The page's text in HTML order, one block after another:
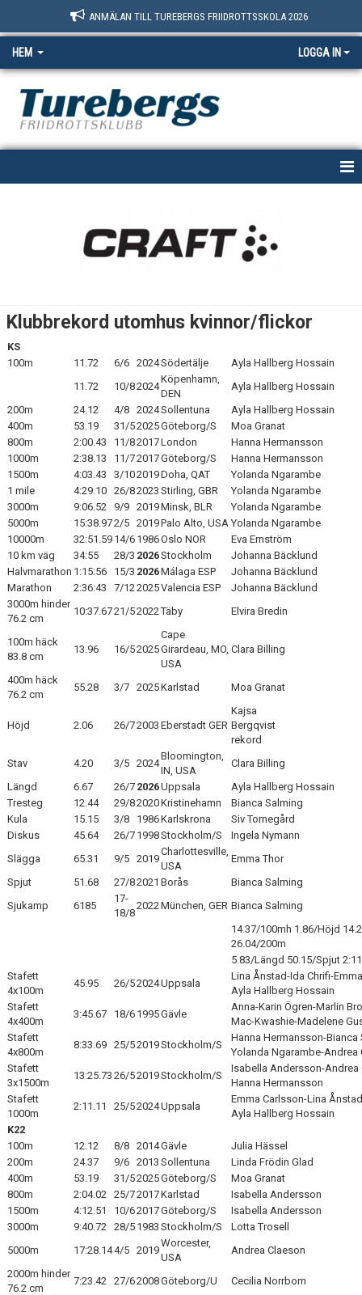
ANMÄLAN TILL TUREBERGS FRIIDROTTSSKOLA 2026
HEM LOGGA IN
STATISTIK & RESULTAT
FUNKTIONÄR
TÄVLINGAR
KONTAKT
UTBILDNING
KALENDER
Klubbrekord utomhus kvinnor/flickor
KS
100m
11.72 6/6 2024Södertälje
Ayla Hallberg Hossain
11.72
10/82024
Köpenhamn,
DEN
Ayla Hallberg Hossain
200m
24.12 4/8 2024Sollentuna
Ayla Hallberg Hossain
400m
53.19 31/52025Göteborg/S
Moa Granat
800m
2:00.43 11/82017London
Hanna Hermansson
1000m
2:38.13 11/72017Göteborg/S
Hanna Hermansson
1500m
4:03.43 3/102019Doha, QAT
Yolanda Ngarambe
1 mile
4:29.10 26/82023 Stirling, GBR
Yolanda Ngarambe
3000m
9:06.52 9/9 2019Minsk, BLR
Yolanda Ngarambe
5000m
15:38.972/5 2019Palo Alto, USA Yolanda Ngarambe
10000m
32:51.59 14/6 1986Oslo NOR
Eva Ernström
10 km väg
34:55 28/3 2026Stockholm
Johanna Bäcklund
Halvmarathon 1:15:56 15/3 2026Málaga ESP
Johanna Bäcklund
Marathon
2:36:43 7/122025Valencia ESP
Johanna Bäcklund
3000m hinder
76.2 cm
10:37.6721/52022Täby Elvira Bredin
100m häck
83.8 cm
13.96 16/52025
Cape
Girardeau, MO,
USA
Clara Billing
400m häck
76.2 cm
55.28 3/7 2025Karlstad Moa Granat
Höjd 2.06 26/72003 Eberstadt GER
Kajsa
Bergqvist
rekord
Stav
4.20 3/5 2024
Bloomington,
IN, USA
Clara Billing
Längd
6.67 26/7 2026Uppsala
Ayla Hallberg Hossain
Tresteg
12.44 29/82020Kristinehamn
Bianca Salming
Kula
15.15 3/8 1986Karlskrona
Siv Tornegård
Diskus
45.64 26/7 1998Stockholm/S
Ingela Nymann
Slägga
65.31 9/5 2019
Charlottesville,
USA
Emma Thor
Spjut
51.68 27/82021 Borås
Bianca Salming
Sjukamp
6185
17-
18/8
2022München, GER Bianca Salming
14.37/100mh 1.86/Höjd
26.04/200m
5.83/Längd 50.15/Spjut
Stafett
4x100m
45.95 26/52024Uppsala
Lina Ånstad-Ida Chrifi-
Ayla Hallberg Hossain
Stafett
4x400m
3:45.67 18/6 1995Gävle
Anna-Karin Ögren-Marlin
Mac-Kwashie-Madelene
Stafett
4x800m
8:33.69 25/52019Stockholm/S
Hanna Hermansson-Bianca
Yolanda Ngarambe-Andrea
Stafett
3x1500m
13:25.73 26/52019Stockholm/S
Isabella Andersson-Andrea
Hanna Hermansson
Stafett
1000m
2:11.11 25/52024Uppsala
Emma Carlsson-Lina
Ayla Hallberg Hossain
K22
100m
12.12 8/8 2014Gävle
Julia Hässel
200m
24.37 9/6 2013 Sollentuna
Linda Frödin Glad
400m
53.19 31/52025Göteborg/S
Moa Granat
800m
2:04.02 25/72017Karlstad
Isabella Andersson
1500m
4:12.51 10/62017Göteborg/S
Isabella Andersson
3000m
9:40.72 28/5 1983 Stockholm/S
Lotta Trosell
5000m
17:28.144/5 2019
Worcester,
USA
Andrea Claeson
2000m hinder
76.2 cm
7:23.42 27/62008Göteborg/U
Cecilia Norrbom